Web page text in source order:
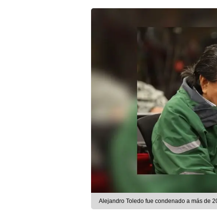
Alejandro Toledo fue condenado a más de